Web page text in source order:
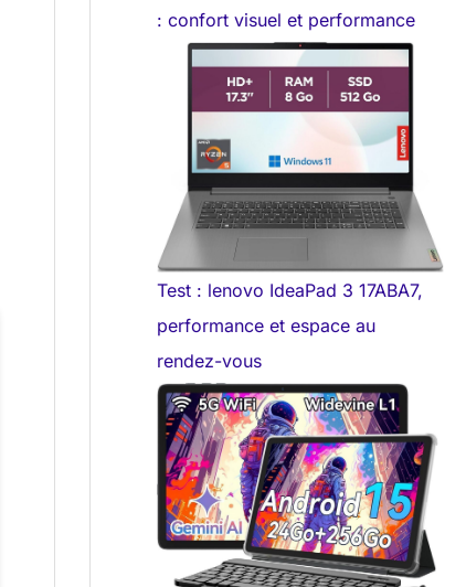
: confort visuel et performance
Test : lenovo IdeaPad 3 17ABA7,
performance et espace au
rendez-vous